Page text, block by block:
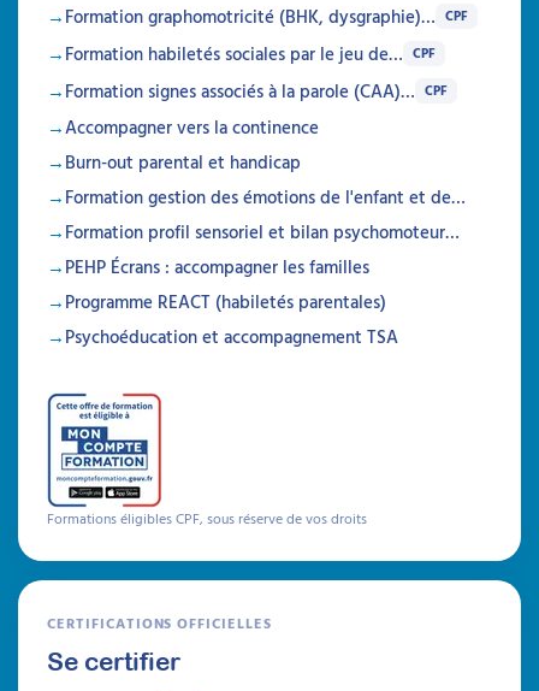
Formation graphomotricité (BHK, dysgraphie)… CPF
Formation habiletés sociales par le jeu de… CPF
Formation signes associés à la parole (CAA)… CPF
Accompagner vers la continence
Burn-out parental et handicap
Formation gestion des émotions de l'enfant et de…
Formation profil sensoriel et bilan psychomoteur…
PEHP Écrans : accompagner les familles
Programme REACT (habiletés parentales)
Psychoéducation et accompagnement TSA
Formations éligibles CPF, sous réserve de vos droits
CERTIFICATIONS OFFICIELLES
Se certifier